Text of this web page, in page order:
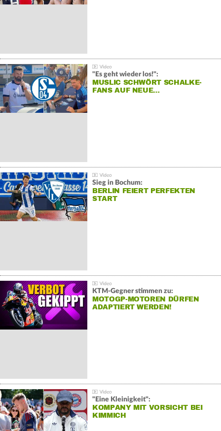
"Es geht wieder los!":
MUSLIC SCHWÖRT SCHALKE-
FANS AUF NEUE…
Sieg in Bochum:
BERLIN FEIERT PERFEKTEN
START
KTM-Gegner stimmen zu:
MOTOGP-MOTOREN DÜRFEN
ADAPTIERT WERDEN!
"Eine Kleinigkeit":
KOMPANY MIT VORSICHT BEI
KIMMICH